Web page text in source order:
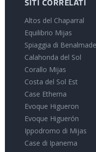
SITI CORRELATI
Altos del Chaparral
Equilibrio Mijas
Spiaggia di
Calahonda del Sol
Corallo Mijas
Costa del Sol Est
Case Etherna
Evoque Higueron
Evoque Higuerón
Ippodromo di Mijas
Case di Ipanema